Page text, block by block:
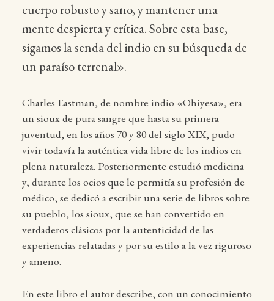
cuerpo robusto y sano, y mantener una
mente despierta y crítica. Sobre esta base,
sigamos la senda del indio en su búsqueda de
un paraíso terrenal».
Charles Eastman, de nombre indio «Ohiyesa», era
un sioux de pura sangre que hasta su primera
juventud, en los años 70 y 80 del siglo XIX, pudo
vivir todavía la auténtica vida libre de los indios en
plena naturaleza. Posteriormente estudió medicina
y, durante los ocios que le permitía su profesión de
médico, se dedicó a escribir una serie de libros sobre
su pueblo, los sioux, que se han convertido en
verdaderos clásicos por la autenticidad de las
experiencias relatadas y por su estilo a la vez riguroso
y ameno.
En este libro el autor describe, con un conocimiento